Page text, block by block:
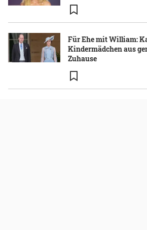
Für Ehe mit William:
Kindermädchen aus
Zuhause